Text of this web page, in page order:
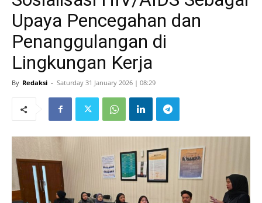
Upaya Pencegahan dan
Penanggulangan di
Lingkungan Kerja
By Redaksi - Saturday 31 January 2026 | 08:29